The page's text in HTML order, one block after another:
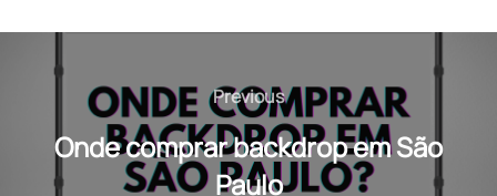
Post
Previous
Previous
Onde comprar backdrop em São
Paulo